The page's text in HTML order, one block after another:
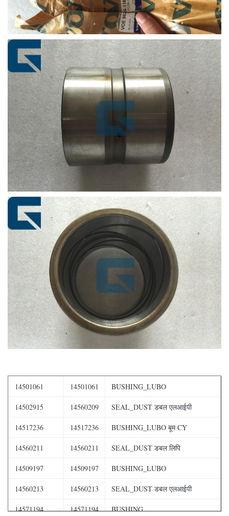
14501061 14501061 BUSHING_LUBO
14502915 14560209 SEAL_DUST डबल एलआईपी
14517236 14517236 BUSHING_LUBO बूम CY
14560211 14560211 SEAL_DUST डबल लिपि
14509197 14509197 BUSHING_LUBO
14560213 14560213 SEAL_DUST डबल एलआईपी
14571194 14571194 BUSHING_